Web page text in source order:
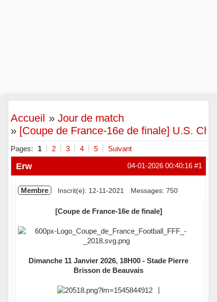
Accueil »Jour de match
» [Coupe de France-16e de finale] U.S.
Pages: 1 2 3 4 5 Suivant
#1
04-01-2026 00:40:16
Erw
Membre Inscrit(e): 12-11-2021 Messages: 750
[Coupe de France-16e de finale]
Dimanche 11 Janvier 2026, 18H00 - Stade Pierre
Brisson de Beauvais
|